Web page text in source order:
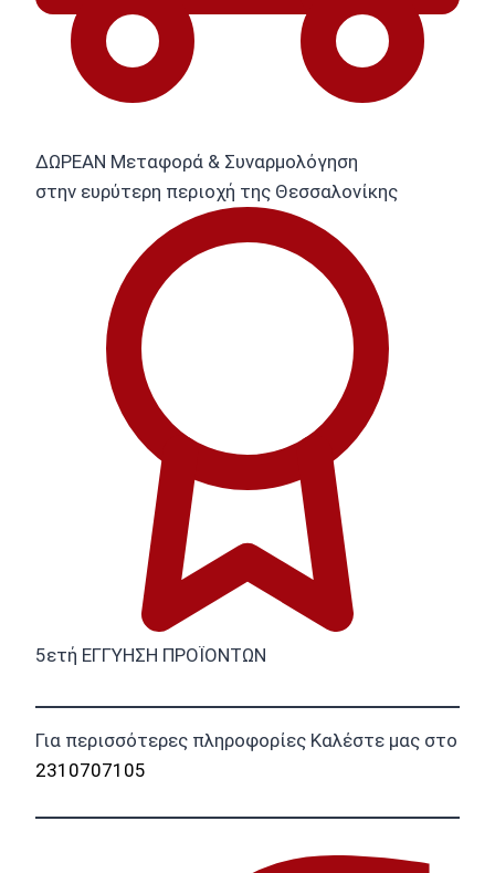
ΔΩΡΕΑΝ Μεταφορά & Συναρμολόγηση
στην ευρύτερη περιοχή της Θεσσαλονίκης
5ετή ΕΓΓΥΗΣΗ ΠΡΟΪΟΝΤΩΝ
Για περισσότερες πληροφορίες Καλέστε μας στο
2310707105